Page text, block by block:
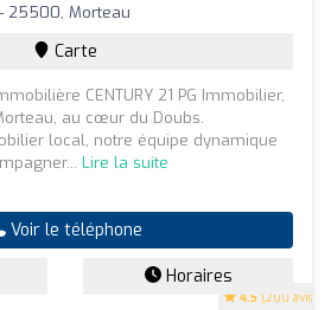
4.5 (200 avis)
25500, Morteau
Carte
CENTURY 21 PG Immobilier,
au cœur du Doubs.
local, notre équipe dynamique
Lire la suite
Voir le téléphone
Horaires